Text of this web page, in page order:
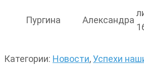
Пургина Александра
Категории: Новости,Успехи